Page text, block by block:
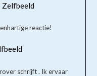
Zelfbeeld
reactie!
schrijft . Ik ervaar